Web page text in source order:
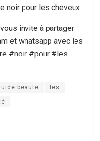
noir pour les cheveux
invite à partager
et whatsapp avec les
#noir #pour #les
beauté les